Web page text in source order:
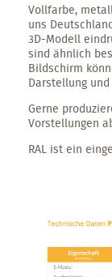
Vollfarbe,
uns
3D-Modell
sind ähnlich
Bildschirm
Darstellung
Gerne
Vorstellungen
RAL ist ein